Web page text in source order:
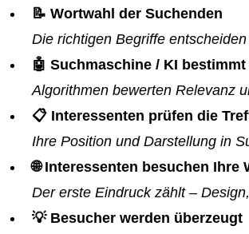
📝 Wortwahl der Suchenden
Die richtigen Begriffe
🤖 Suchmaschine / KI
Algorithmen bewerten Relevanz
📋 Interessenten prüfen die
Ihre Position und Darstellung in
🌐 Interessenten besuchen Ihre
Der erste Eindruck zählt –
💡 Besucher werden überzeugt